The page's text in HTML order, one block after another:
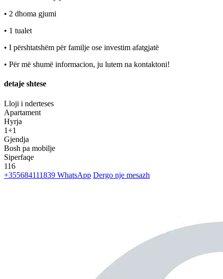
• 2 dhoma gjumi
• 1 tualet
• I përshtatshëm për familje ose investim afatgjatë
• Për më shumë informacion, ju lutem na kontaktoni!
detaje shtese
Lloji i nderteses
Apartament
Hyrja
1+1
Gjendja
Bosh pa mobilje
Siperfaqe
116
+355684111839 WhatsApp Dergo nje mesazh